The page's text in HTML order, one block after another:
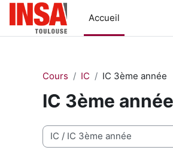
Passer au contenu principal
Accueil
Cours IC IC 3ème année
IC 3ème année
Catégories de cours